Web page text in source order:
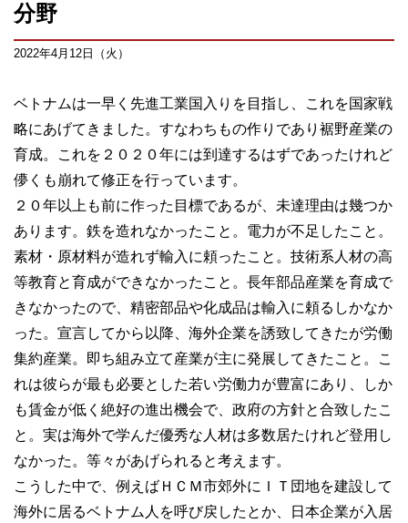
分野
2022年4月12日（火）
ベトナムは一早く先進工業国入りを目指し、これを国家戦
略にあげてきました。すなわちもの作りであり裾野産業の
育成。これを２０２０年には到達するはずであったけれど
儚くも崩れて修正を行っています。
２０年以上も前に作った目標であるが、未達理由は幾つか
あります。鉄を造れなかったこと。電力が不足したこと。
素材・原材料が造れず輸入に頼ったこと。技術系人材の高
等教育と育成ができなかったこと。長年部品産業を育成で
きなかったので、精密部品や化成品は輸入に頼るしかなか
った。宣言してから以降、海外企業を誘致してきたが労働
集約産業。即ち組み立て産業が主に発展してきたこと。こ
れは彼らが最も必要とした若い労働力が豊富にあり、しか
も賃金が低く絶好の進出機会で、政府の方針と合致したこ
と。実は海外で学んだ優秀な人材は多数居たけれど登用し
なかった。等々があげられると考えます。
こうした中で、例えばＨＣＭ市郊外にＩＴ団地を建設して
海外に居るベトナム人を呼び戻したとか、日本企業が入居